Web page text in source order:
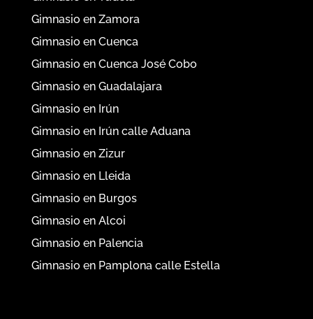
Gimnasio en Soria
Gimnasio en Tudela
Gimnasio en Zamora
Gimnasio en Cuenca
Gimnasio en Cuenca José Cobo
Gimnasio en Guadalajara
Gimnasio en Irún
Gimnasio en Irún calle Aduana
Gimnasio en Zizur
Gimnasio en Lleida
Gimnasio en Burgos
Gimnasio en Alcoi